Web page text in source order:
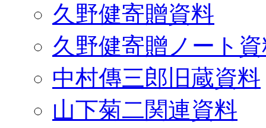
久野健寄贈資料
久野健寄贈ノート
中村傳三郎旧蔵資料
山下菊二関連資料